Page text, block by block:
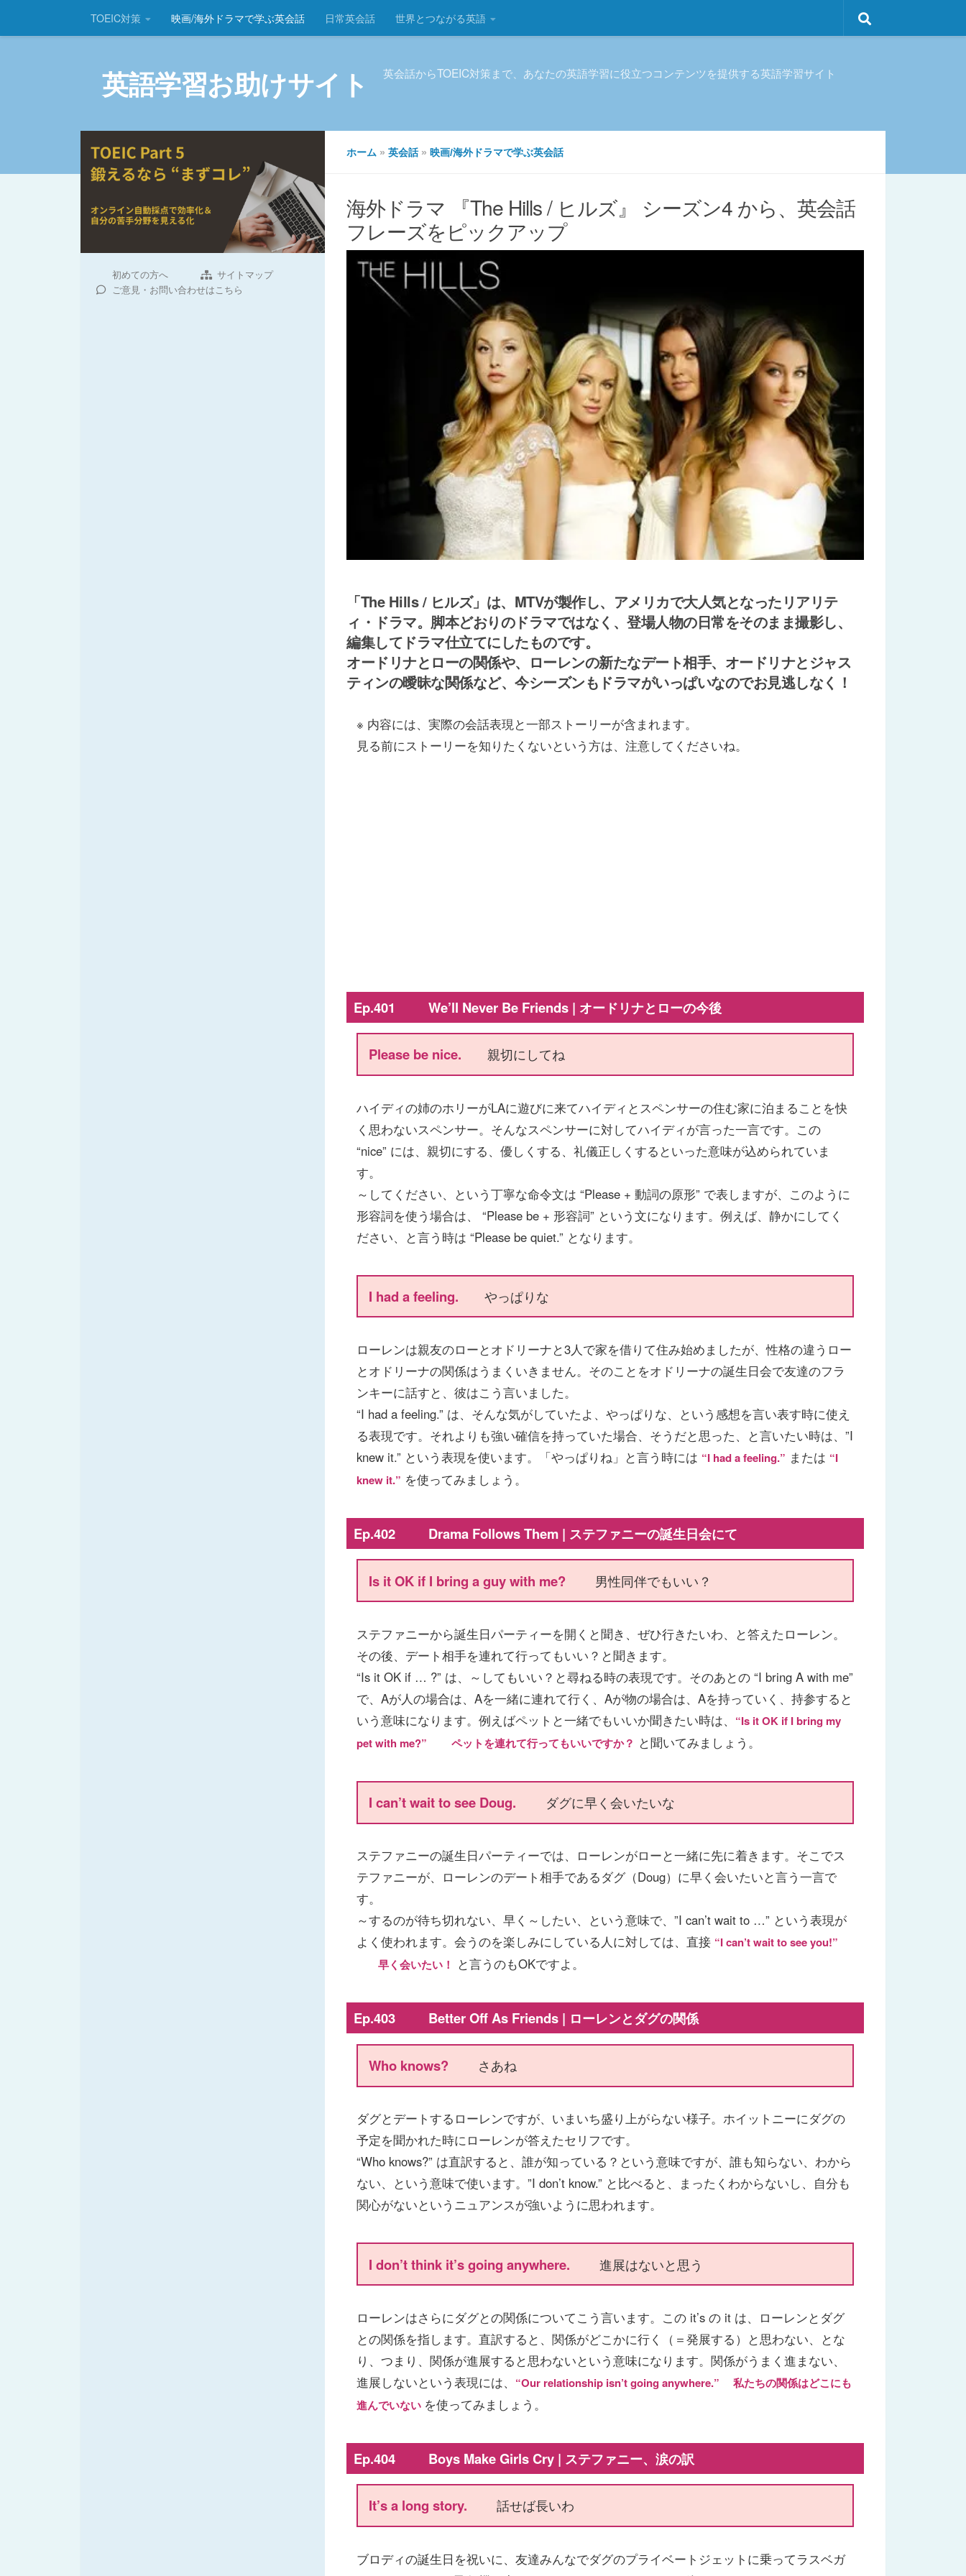
コンテンツへスキップ
TOEIC対策 映画/海外ドラマで学ぶ英会話 日常英会話 世界とつながる英語
英語学習お助けサイト 英会話からTOEIC対策まで、あなたの英語学習に役立つコンテンツを提供する英語学習サイト
ホーム » 英会話 » 映画/海外ドラマで学ぶ英会話
海外ドラマ 『The Hills / ヒルズ』 シーズン4 から、英会話
フレーズをピックアップ
「The Hills / ヒルズ」は、MTVが製作し、アメリカで大人気となったリアリテ
ィ・ドラマ。脚本どおりのドラマではなく、登場人物の日常をそのまま撮影し、
編集してドラマ仕立てにしたものです。
オードリナとローの関係や、ローレンの新たなデート相手、オードリナとジャス
ティンの曖昧な関係など、今シーズンもドラマがいっぱいなのでお見逃しなく！
※ 内容には、実際の会話表現と一部ストーリーが含まれます。
見る前にストーリーを知りたくないという方は、注意してくださいね。
Ep.401 We’ll Never Be Friends | オードリナとローの今後
Please be nice. 親切にしてね
ハイディの姉のホリーがLAに遊びに来てハイディとスペンサーの住む家に泊まることを快
く思わないスペンサー。そんなスペンサーに対してハイディが言った一言です。この
“nice” には、親切にする、優しくする、礼儀正しくするといった意味が込められていま
す。
～してください、という丁寧な命令文は “Please + 動詞の原形” で表しますが、このように
形容詞を使う場合は、 “Please be + 形容詞” という文になります。例えば、静かにしてく
ださい、と言う時は “Please be quiet.” となります。
I had a feeling. やっぱりな
ローレンは親友のローとオドリーナと3人で家を借りて住み始めましたが、性格の違うロー
とオドリーナの関係はうまくいきません。そのことをオドリーナの誕生日会で友達のフラ
ンキーに話すと、彼はこう言いました。
“I had a feeling.” は、そんな気がしていたよ、やっぱりな、という感想を言い表す時に使え
る表現です。それよりも強い確信を持っていた場合、そうだと思った、と言いたい時は、”I
knew it.” という表現を使います。「やっぱりね」と言う時には “I had a feeling.” または “I
knew it.” を使ってみましょう。
Ep.402 Drama Follows Them | ステファニーの誕生日会にて
Is it OK if I bring a guy with me? 男性同伴でもいい？
ステファニーから誕生日パーティーを開くと聞き、ぜひ行きたいわ、と答えたローレン。
その後、デート相手を連れて行ってもいい？と聞きます。
“Is it OK if … ?” は、～してもいい？と尋ねる時の表現です。そのあとの “I bring A with me”
で、Aが人の場合は、Aを一緒に連れて行く、Aが物の場合は、Aを持っていく、持参すると
いう意味になります。例えばペットと一緒でもいいか聞きたい時は、 “Is it OK if I bring my
pet with me?” ペットを連れて行ってもいいですか？ と聞いてみましょう。
I can’t wait to see Doug. ダグに早く会いたいな
ステファニーの誕生日パーティーでは、ローレンがローと一緒に先に着きます。そこでス
テファニーが、ローレンのデート相手であるダグ（Doug）に早く会いたいと言う一言で
す。
～するのが待ち切れない、早く～したい、という意味で、”I can’t wait to …” という表現が
よく使われます。会うのを楽しみにしている人に対しては、直接 “I can’t wait to see you!”
早く会いたい！
と言うのもOKですよ。
Ep.403 Better Off As Friends | ローレンとダグの関係
Who knows? さあね
ダグとデートするローレンですが、いまいち盛り上がらない様子。ホイットニーにダグの
予定を聞かれた時にローレンが答えたセリフです。
“Who knows?” は直訳すると、誰が知っている？という意味ですが、誰も知らない、わから
ない、という意味で使います。”I don’t know.” と比べると、まったくわからないし、自分も
関心がないというニュアンスが強いように思われます。
I don’t think it’s going anywhere. 進展はないと思う
ローレンはさらにダグとの関係についてこう言います。この it’s の it は、ローレンとダグ
との関係を指します。直訳すると、関係がどこかに行く（＝発展する）と思わない、とな
り、つまり、関係が進展すると思わないという意味になります。関係がうまく進まない、
進展しないという表現には、 “Our relationship isn’t going anywhere.” 私たちの関係はどこにも
進んでいない を使ってみましょう。
Ep.404 Boys Make Girls Cry | ステファニー、涙の訳
It’s a long story. 話せば長いわ
ブロディの誕生日を祝いに、友達みんなでダグのプライベートジェットに乗ってラスベガ
初めての方へ
サイトマップ
ご意見・お問い合わせはこちら